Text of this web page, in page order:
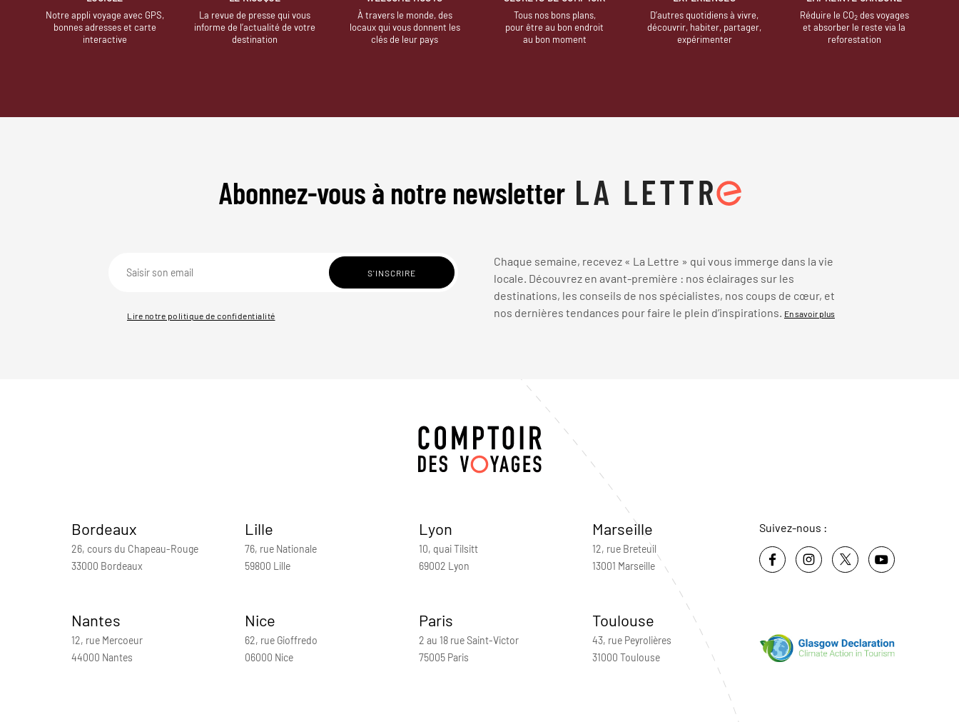
Notre appli voyage avec GPS,
bonnes adresses et carte
interactive
La revue de presse qui vous
informe de l’actualité de votre
destination
À travers le monde, des
locaux qui vous donnent les
clés de leur pays
Tous nos bons plans,
pour être au bon endroit
au bon moment
D’autres quotidiens à vivre,
découvrir, habiter, partager,
expérimenter
Réduire le CO2des voyages
et absorber le reste via la
reforestation
Abonnez-vous à notre newsletter
Lire notre politique de confidentialité
Chaque semaine, recevez « La Lettre » qui vous immerge dans la vie
locale. Découvrez en avant-première : nos éclairages sur les
destinations, les conseils de nos spécialistes, nos coups de cœur, et
nos dernières tendances pour faire le plein d’inspirations. En savoir plus
Bordeaux
26, cours du Chapeau-Rouge
33000 Bordeaux
Lille
76, rue Nationale
59800 Lille
Lyon
10, quai Tilsitt
69002 Lyon
Marseille
12, rue Breteuil
13001 Marseille
Nantes
12, rue Mercoeur
44000 Nantes
Nice
62, rue Gioffredo
06000 Nice
Paris
2 au 18 rue Saint-Victor
75005 Paris
Toulouse
43, rue Peyrolières
31000 Toulouse
Suivez-nous :